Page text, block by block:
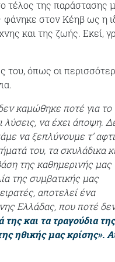
τέλος της παράστασης
φάνηκε στον Κέηβ ως η
και της ζωής. Εκεί,
του, όπως οι
καμώθηκε ποτέ για το
λύσεις, να έχει άποψη.
να ξεπλύνουμε τ’
του, τα σκυλάδικα
της καθημερινής μας
της συμβατικής μας
αποτελεί ένα
Ελλάδας, που ποτέ
και τα τραγούδια
ηθικής μας κρίσης».